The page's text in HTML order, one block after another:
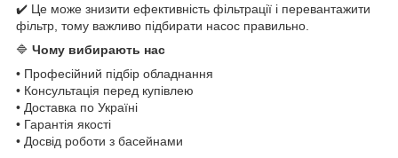
✔️ Це може знизити ефективність фільтрації і перевантажити
фільтр, тому важливо підбирати насос правильно.
🔷 Чому вибирають нас
• Професійний підбір обладнання
• Консультація перед купівлею
• Доставка по Україні
• Гарантія якості
• Досвід роботи з басейнами